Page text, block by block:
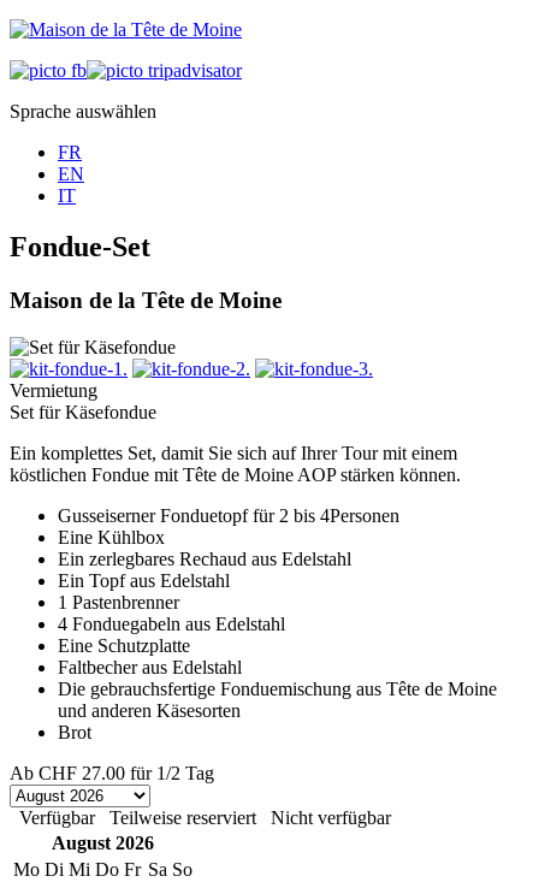
Sprache auswählen
FR
EN
IT
Fondue-Set
Maison de la Tête de Moine
Vermietung
Set für Käsefondue
Ein komplettes Set, damit Sie sich auf Ihrer Tour mit einem
köstlichen Fondue mit Tête de Moine AOP stärken können.
Gusseiserner Fonduetopf für 2 bis 4Personen
Eine Kühlbox
Ein zerlegbares Rechaud aus Edelstahl
Ein Topf aus Edelstahl
1 Pastenbrenner
4 Fonduegabeln aus Edelstahl
Eine Schutzplatte
Faltbecher aus Edelstahl
Die gebrauchsfertige Fonduemischung aus Tête de Moine
und anderen Käsesorten
Brot
Ab CHF 27.00 für 1/2 Tag
Verfügbar Teilweise reserviert
Nicht verfügbar
August 2026
Mo Di Mi Do Fr Sa So